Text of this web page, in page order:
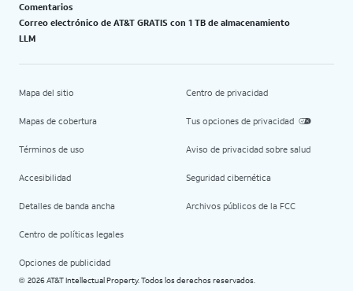
Comentarios
Correo electrónico de AT&T GRATIS con 1 TB de almacenamiento
LLM
Mapa del sitio
Mapas de cobertura
Términos de uso
Accesibilidad
Detalles de banda ancha
Centro de políticas legales
Opciones de publicidad
Centro de privacidad
Tus opciones de privacidad
Aviso de privacidad sobre salud
Seguridad cibernética
Archivos públicos de la FCC
© 2026 AT&T Intellectual Property. Todos los derechos reservados.